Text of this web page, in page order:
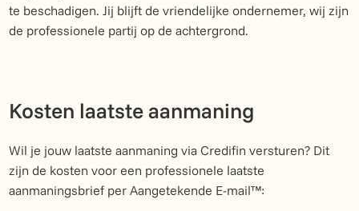
te beschadigen. Jij blijft de vriendelijke ondernemer, wij zijn
de professionele partij op de achtergrond.
Kosten laatste aanmaning
Wil je jouw laatste aanmaning via Credifin versturen? Dit
zijn de kosten voor een professionele laatste
aanmaningsbrief per Aangetekende E-mail™: